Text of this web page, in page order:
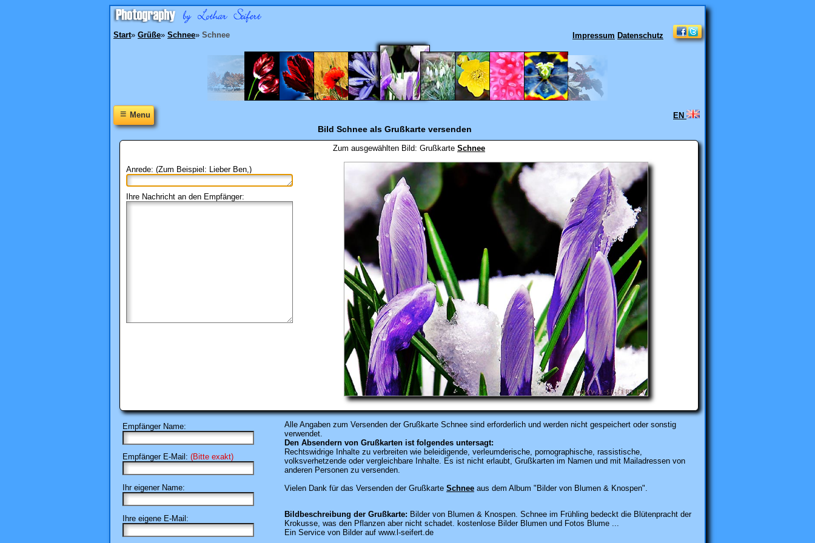
Impressum Datenschutz
Start» Grüße» Schnee» Schnee
≡Menu EN
Bild Schnee als Grußkarte versenden
Zum ausgewählten Bild: Grußkarte Schnee
Anrede: (Zum Beispiel: Lieber Ben,)
Ihre Nachricht an den Empfänger:
Empfänger Name:
Empfänger E-Mail: (Bitte exakt)
Ihr eigener Name:
Ihre eigene E-Mail:
Alle Angaben zum Versenden der Grußkarte Schnee sind erforderlich und werden nicht gespeichert oder sonstig
verwendet.
Den Absendern von Grußkarten ist folgendes untersagt:
Rechtswidrige Inhalte zu verbreiten wie beleidigende, verleumderische, pornographische, rassistische,
volksverhetzende oder vergleichbare Inhalte. Es ist nicht erlaubt, Grußkarten im Namen und mit Mailadressen von
anderen Personen zu versenden.
Vielen Dank für das Versenden der Grußkarte Schnee aus dem Album "Bilder von Blumen & Knospen".
Bildbeschreibung der Grußkarte: Bilder von Blumen & Knospen. Schnee im Frühling bedeckt die Blütenpracht der
Krokusse, was den Pflanzen aber nicht schadet. kostenlose Bilder Blumen und Fotos Blume ...
Ein Service von Bilder auf www.l-seifert.de